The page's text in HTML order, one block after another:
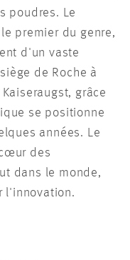
poudres. Le
premier du genre,
d'un vaste
de Roche à
grâce
se positionne
années. Le
des
dans le monde,
l'innovation.